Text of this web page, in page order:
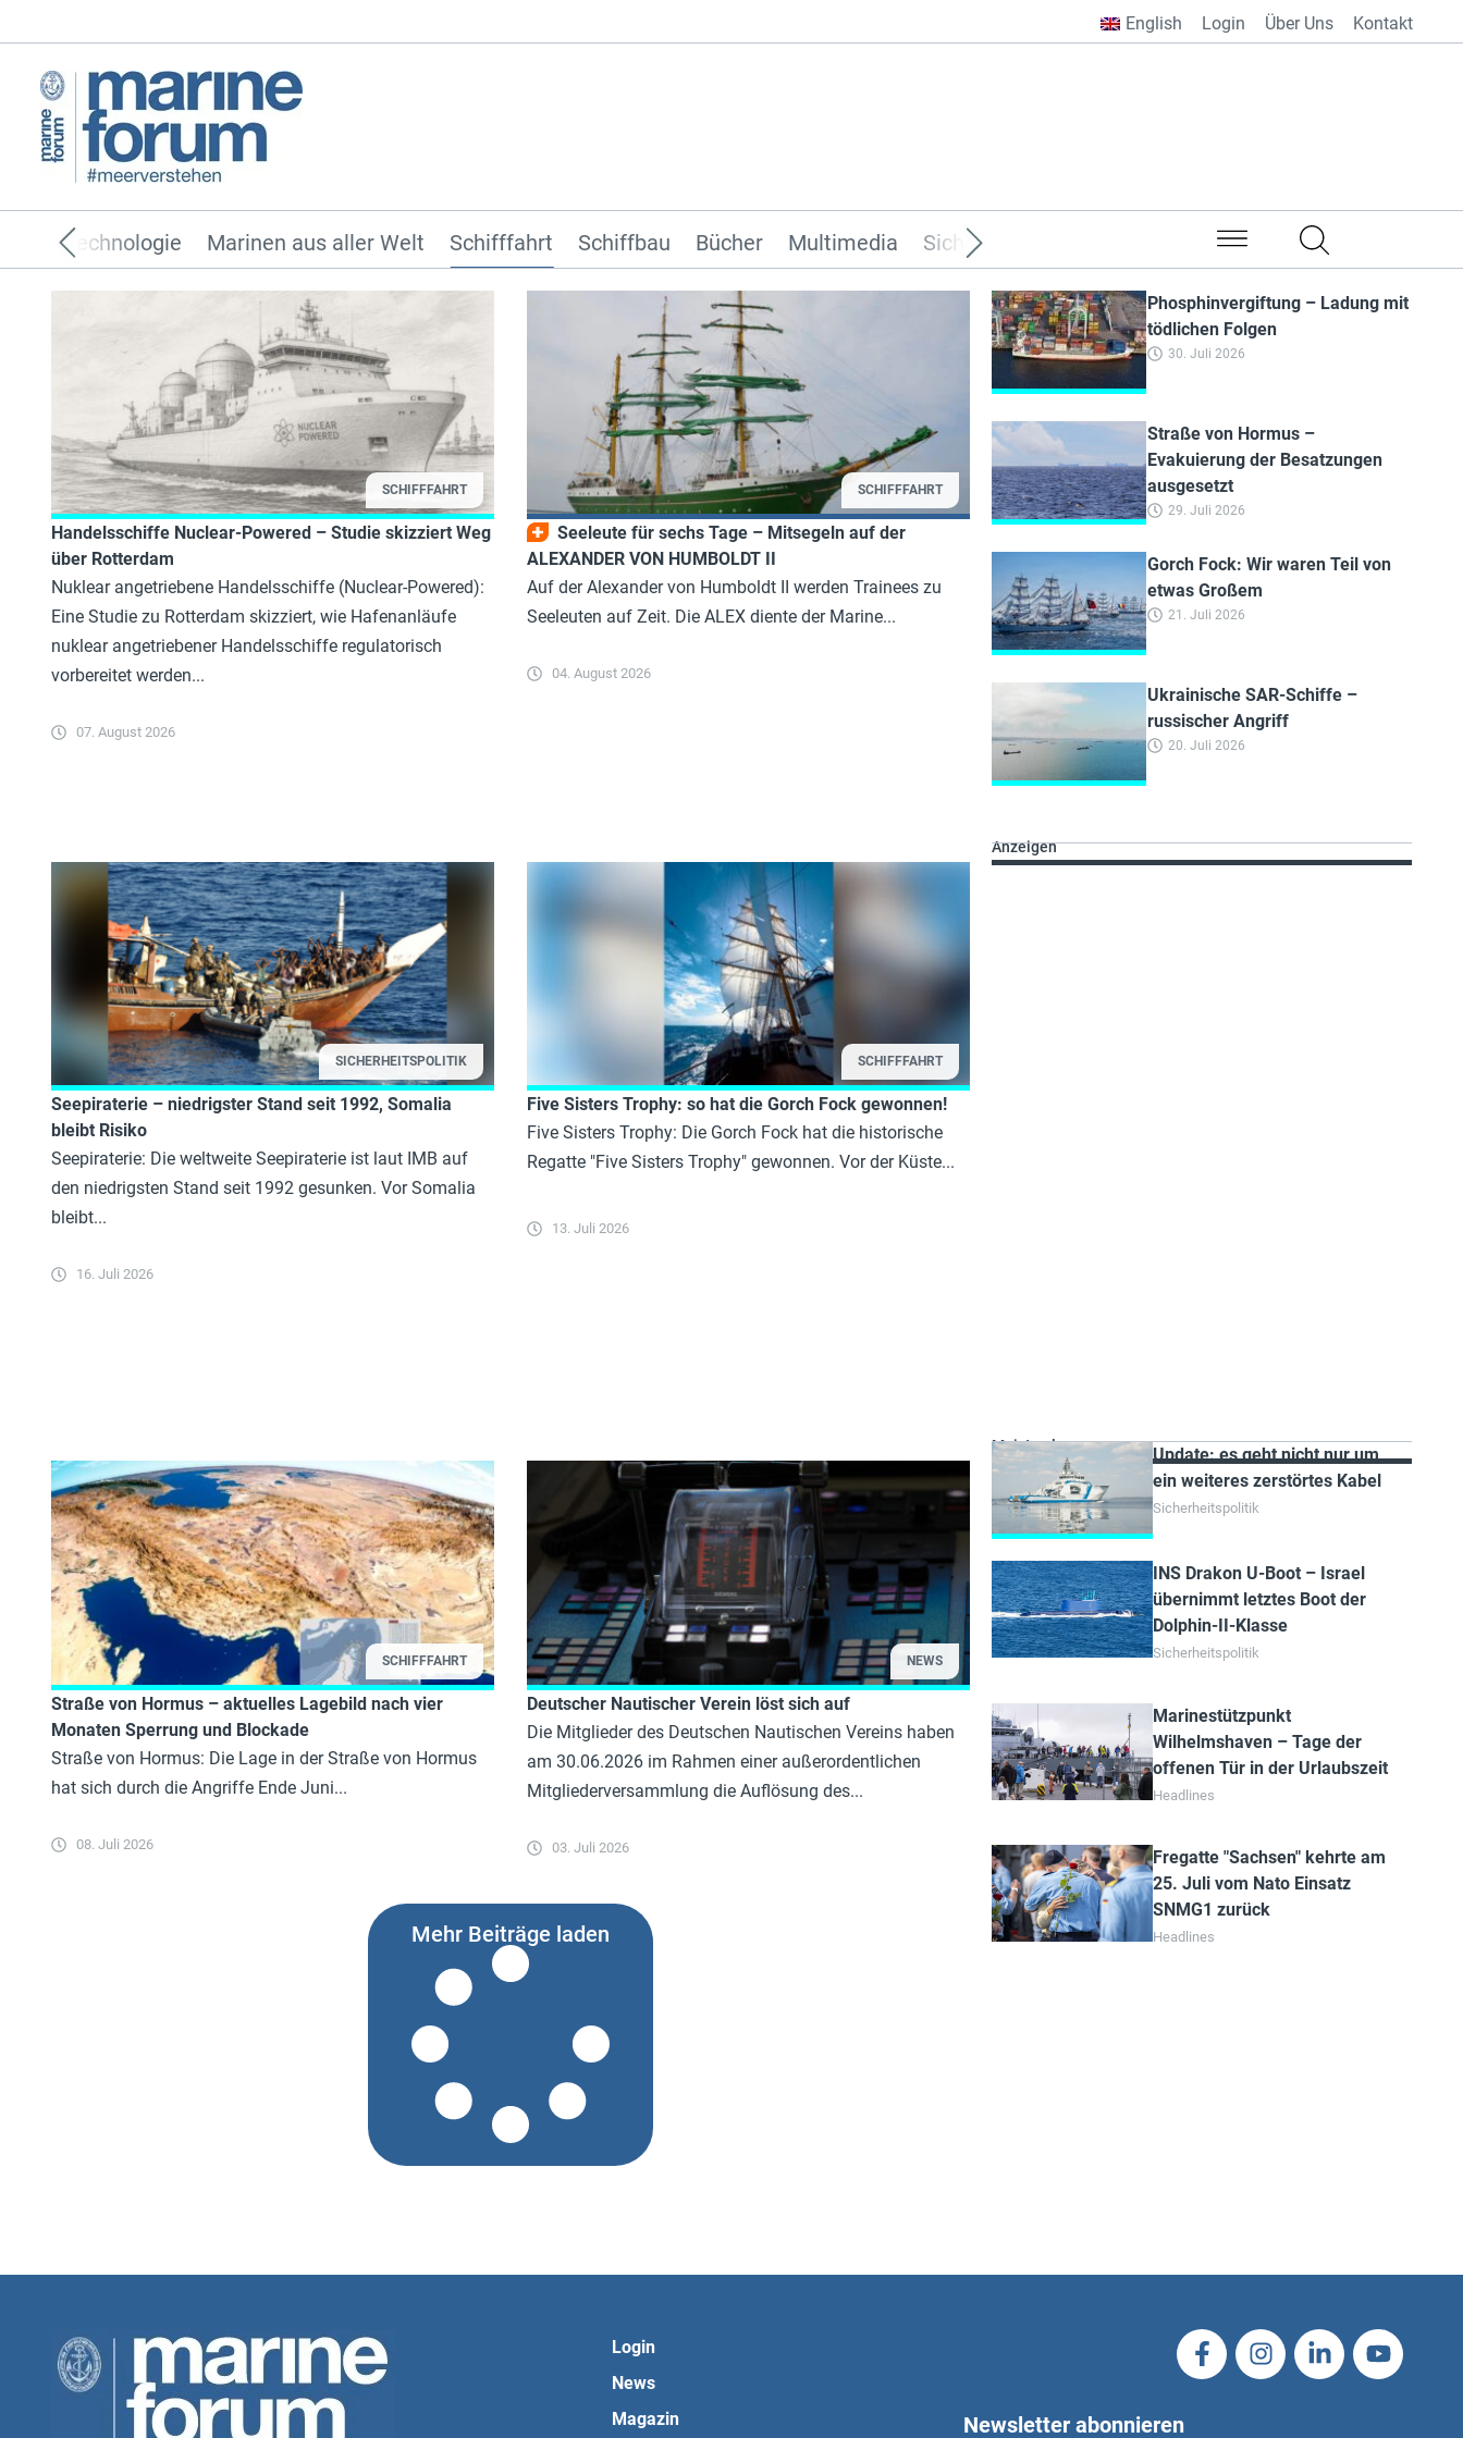
English Login Über Uns Kontakt
Sicherheitspolitik
Technologie Marinen aus aller Welt Schifffahrt Schiffbau Bücher Multimedia
SCHIFFFAHRT
Handelsschiffe Nuclear-Powered – Studie skizziert Weg
über Rotterdam
Nuklear angetriebene Handelsschiffe (Nuclear-Powered):
Eine Studie zu Rotterdam skizziert, wie Hafenanläufe
nuklear angetriebener Handelsschiffe regulatorisch
vorbereitet werden...
07. August 2026
SCHIFFFAHRT
Seeleute für sechs Tage – Mitsegeln auf der
ALEXANDER VON HUMBOLDT II
Auf der Alexander von Humboldt II werden Trainees zu
Seeleuten auf Zeit. Die ALEX diente der Marine...
04. August 2026
Phosphinvergiftung – Ladung mit
tödlichen Folgen
30. Juli 2026
Straße von Hormus –
Evakuierung der Besatzungen
ausgesetzt
29. Juli 2026
Gorch Fock: Wir waren Teil von
etwas Großem
21. Juli 2026
Ukrainische SAR-Schiffe –
russischer Angriff
20. Juli 2026
SICHERHEITSPOLITIK
Seepiraterie – niedrigster Stand seit 1992, Somalia
bleibt Risiko
Seepiraterie: Die weltweite Seepiraterie ist laut IMB auf
den niedrigsten Stand seit 1992 gesunken. Vor Somalia
bleibt...
16. Juli 2026
SCHIFFFAHRT
Five Sisters Trophy: so hat die Gorch Fock gewonnen!
Five Sisters Trophy: Die Gorch Fock hat die historische
Regatte "Five Sisters Trophy" gewonnen. Vor der Küste...
13. Juli 2026
Anzeigen
SCHIFFFAHRT
Straße von Hormus – aktuelles Lagebild nach vier
Monaten Sperrung und Blockade
Straße von Hormus: Die Lage in der Straße von Hormus
hat sich durch die Angriffe Ende Juni...
08. Juli 2026
NEWS
Deutscher Nautischer Verein löst sich auf
Die Mitglieder des Deutschen Nautischen Vereins haben
am 30.06.2026 im Rahmen einer außerordentlichen
Mitgliederversammlung die Auflösung des...
03. Juli 2026
Mehr Beiträge laden
Meist gelesen
Update: es geht nicht nur um
ein weiteres zerstörtes Kabel
Sicherheitspolitik
INS Drakon U-Boot – Israel
übernimmt letztes Boot der
Dolphin-II-Klasse
Sicherheitspolitik
Marinestützpunkt
Wilhelmshaven – Tage der
offenen Tür in der Urlaubszeit
Headlines
Fregatte "Sachsen" kehrte am
25. Juli vom Nato Einsatz
SNMG1 zurück
Headlines
Login
News
Magazin
Newsletter abonnieren